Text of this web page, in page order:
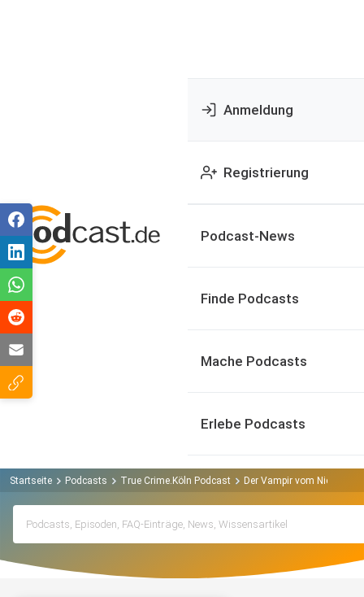
Anmeldung
Registrierung
Podcast-News
Finde Podcasts
Mache Podcasts
Erlebe Podcasts
Startseite Podcasts True Crime.Köln Podcast Der Vampir vom